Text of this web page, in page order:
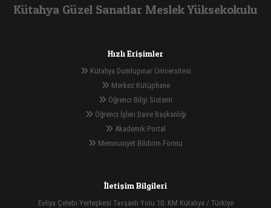
Kütahya Güzel Sanatlar Meslek Yüksekokulu
Hızlı Erişimler
Kütahya Dumlupınar Üniversitesi
Merkez Kütüphane
Öğrenci Bilgi Sistemi
Öğrenci İşleri Daire Başkanlığı
Akademik Portal
Memnuniyet Bildirim Formu
İletişim Bilgileri
Evliya Çelebi Yerleşkesi Tavşanlı Yolu 10. KM Kütahya / Türkiye